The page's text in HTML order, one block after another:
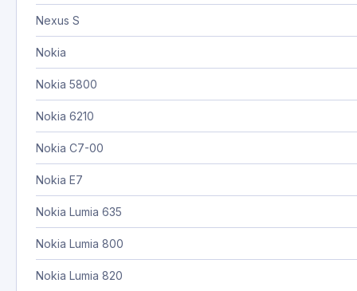
Nexus S
Nokia
Nokia 5800
Nokia 6210
Nokia C7-00
Nokia E7
Nokia Lumia 635
Nokia Lumia 800
Nokia Lumia 820